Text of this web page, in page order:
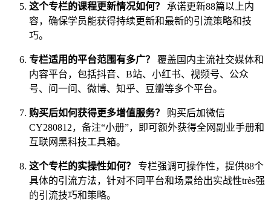
这个专栏的课程更新情况如何？
承诺更新88篇以上内
容，确保学员能获得持续更新和最新的引流策略和技
巧。
专栏适用的平台范围有多广？
覆盖国内主流社交媒体和
内容平台，包括抖音、B站、小红书、视频号、公众
号、问一问、微博、知乎、豆瓣等多个平台。
购买后如何获得更多增值服务？
购买后加微信
CY280812，备注“小册”，即可额外获得全网副业手册和
互联网黑科技工具箱。
这个专栏的实操性如何？
专栏强调可操作性，提供88个
具体的引流方法，针对不同平台和场景给出实战性très强
的引流技巧和策略。